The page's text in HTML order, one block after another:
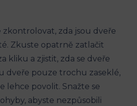
zda jsou dveře
Zkuste opatrně zatlačit
kliku a zjistit, zda se dveře
dveře pouze trochu zaseklé,
lehce povolit. Snažte se
abyste nezpůsobili